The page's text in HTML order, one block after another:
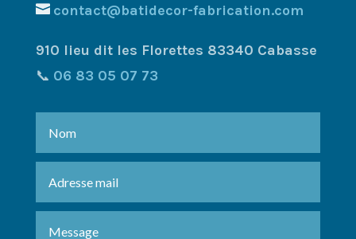
contact@batidecor-fabrication.com
910 lieu dit les Florettes 83340 Cabasse
📞 06 83 05 07 73